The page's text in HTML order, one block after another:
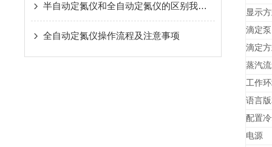
半自动定氮仪和全自动定氮仪的区别我已经告诉你了,点击查看就行了
全自动定氮仪操作流程及注意事项
显示
滴定泵
滴定
蒸汽
工作
语言
配置
电源